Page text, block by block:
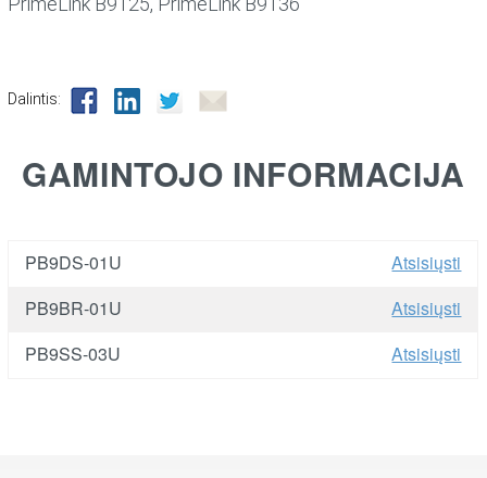
Dalintis:
GAMINTOJO INFORMACIJA
PB9DS-01U
Atsisiųsti
PB9BR-01U
Atsisiųsti
PB9SS-03U
Atsisiųsti